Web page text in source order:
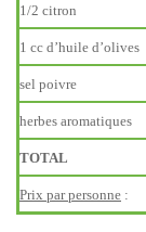
1/2 citron
1 cc d’huile d’olives
sel poivre
herbes aromatiques
TOTAL
Prix par personne :